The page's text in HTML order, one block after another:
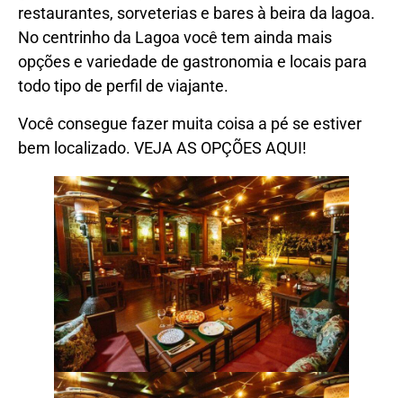
restaurantes, sorveterias e bares à beira da lagoa.
No centrinho da Lagoa você tem ainda mais
opções e variedade de gastronomia e locais para
todo tipo de perfil de viajante.
Você consegue fazer muita coisa a pé se estiver
bem localizado. VEJA AS OPÇÕES AQUI!